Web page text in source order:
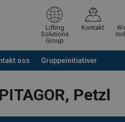
Lifting
Solutions
Group
Kontakt
oss Gruppeinitiativer
å søke etter produkter
Petzl